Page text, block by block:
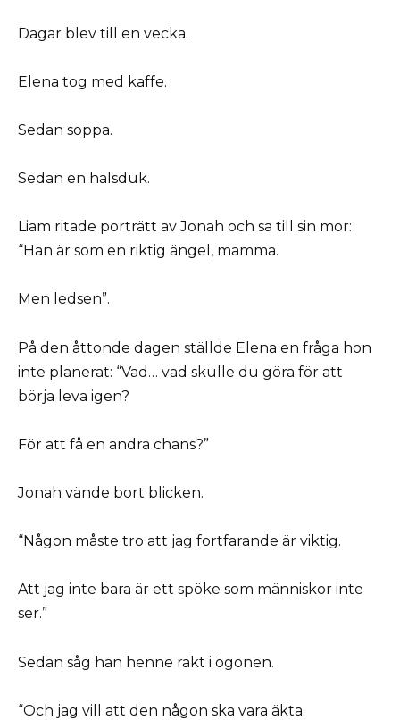
Dagar blev till en vecka.
Elena tog med kaffe.
Sedan soppa.
Sedan en halsduk.
Liam ritade porträtt av Jonah och sa till sin mor:
“Han är som en riktig ängel, mamma.
Men ledsen”.
På den åttonde dagen ställde Elena en fråga hon
inte planerat: “Vad… vad skulle du göra för att
börja leva igen?
För att få en andra chans?”
Jonah vände bort blicken.
“Någon måste tro att jag fortfarande är viktig.
Att jag inte bara är ett spöke som människor inte
ser.”
Sedan såg han henne rakt i ögonen.
“Och jag vill att den någon ska vara äkta.